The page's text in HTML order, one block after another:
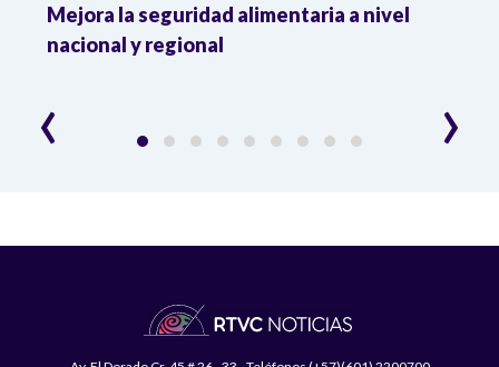
Mejora la seguridad alimentaria a nivel
nacional y regional
‹ ›